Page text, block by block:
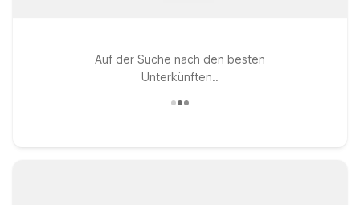
Auf der Suche nach den besten
Unterkünften..